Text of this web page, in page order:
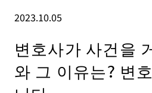
2023.10.05
변호사가 사건을
와 그 이유는? 변